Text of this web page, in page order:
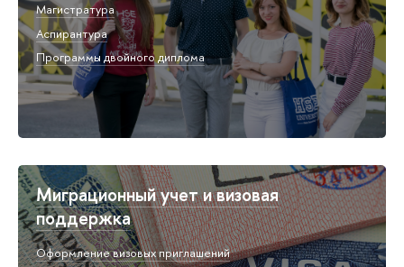
Магистратура
Аспирантура
Программы двойного диплома
Миграционный учет и визовая
поддержка
Оформление визовых приглашений